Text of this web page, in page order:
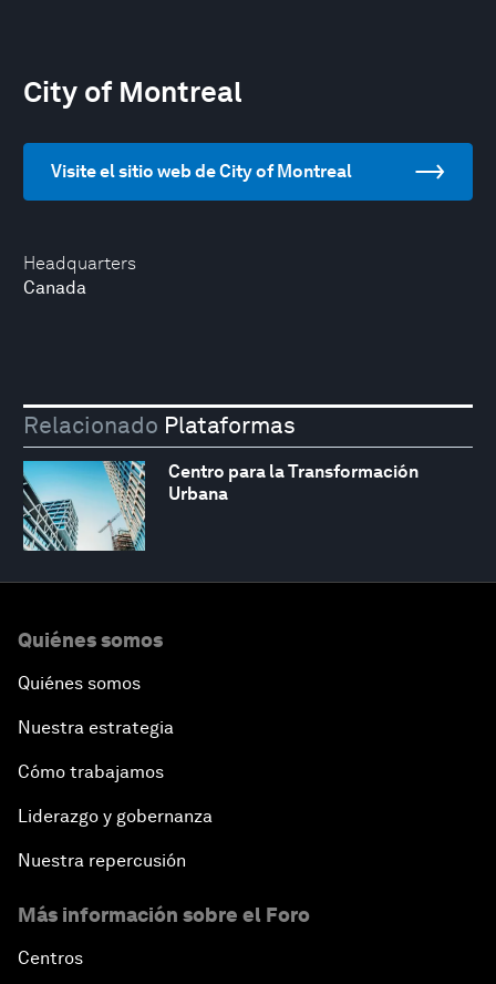
Headquarters
Canada
City of Montreal
Visite el sitio web de City of Montreal
Relacionado Plataformas
Centro para la Transformación
Urbana
Quiénes somos
Quiénes somos
Nuestra estrategia
Cómo trabajamos
Liderazgo y gobernanza
Nuestra repercusión
Más información sobre el Foro
Centros